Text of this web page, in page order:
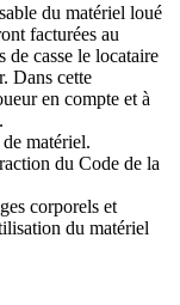
du matériel loué
facturées au
de casse le locataire
Dans cette
en compte et à
matériel.
du Code de la
corporels et
du matériel